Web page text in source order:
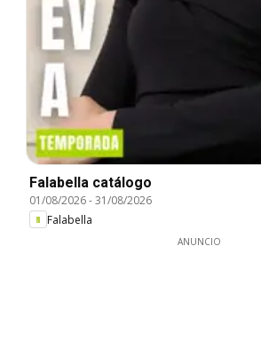
Falabella catálogo
01/08/2026-31/08/2026
Falabella
ANUNCIO